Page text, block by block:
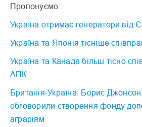
Пропонуємо:
Україна отримає генератори від
Україна та Японія тісніше
Україна та Канада більш тісно
АПК
Британія-Україна: Борис
обговорили створення фонду
аграріям